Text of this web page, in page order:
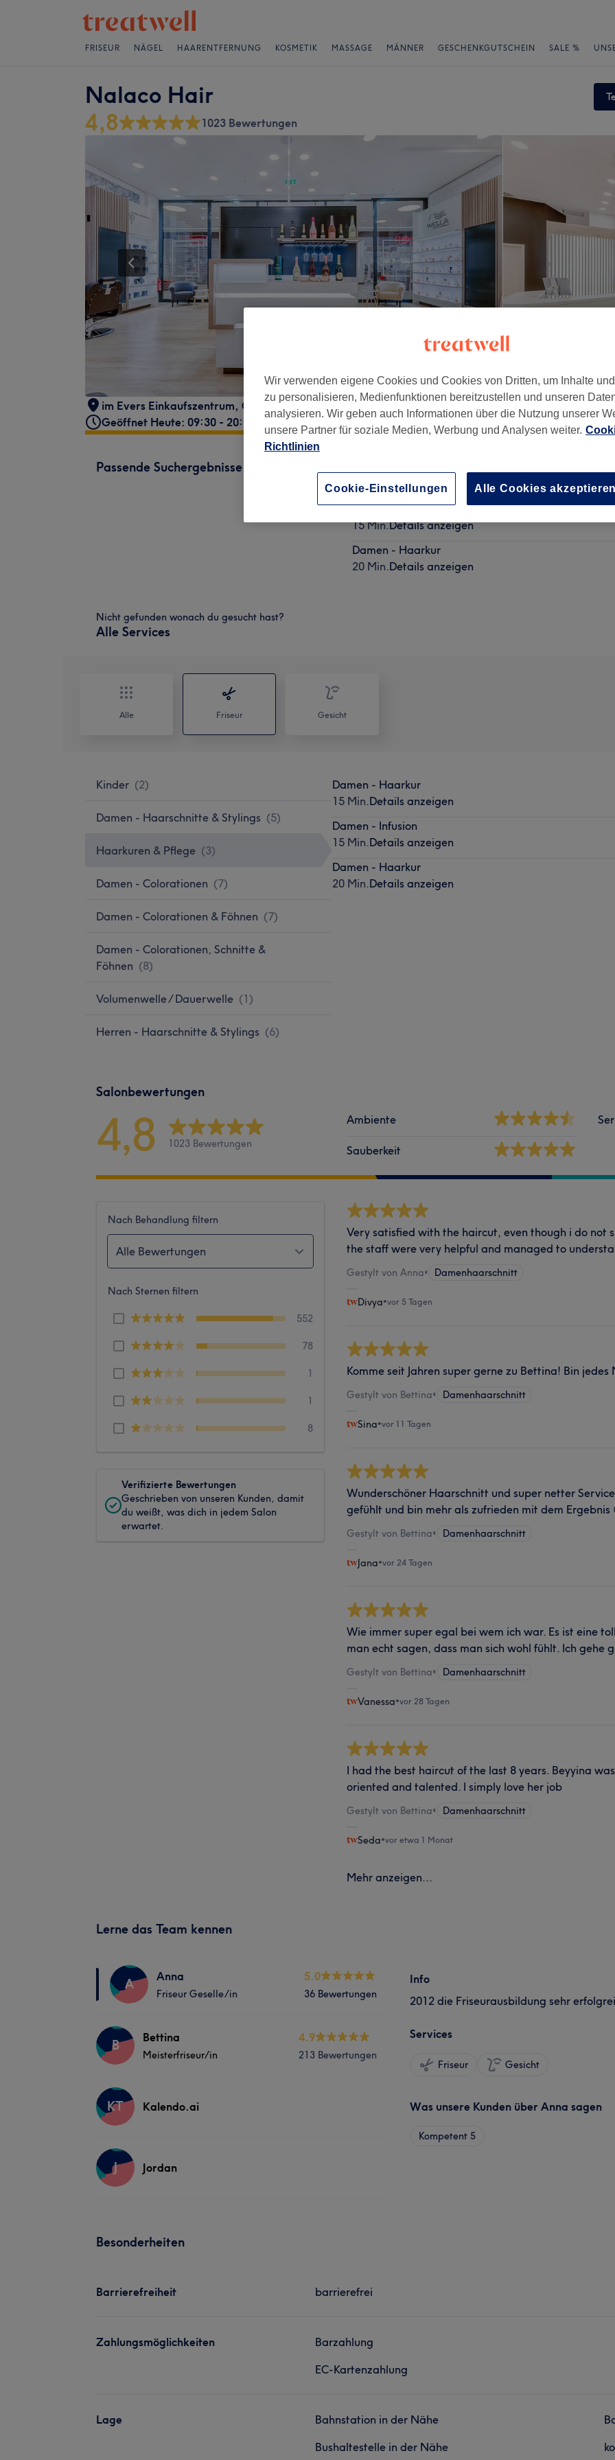
FRISEUR NÄGEL HAARENTFERNUNG KOSMETIK MASSAGE MÄNNER GESCHENKGUTSCHEIN SALE %
Nalaco Hair
4,8 1023 Bewertungen
im Evers Einkaufszentrum, Oertelplatz 13, Allach-Untermenzing, München, 80999
Geöffnet Heute: 09:30 - 20:00
Passende Suchergebnisse
15 Min.Details anzeigen
Damen - Haarkur
15 Min.Details anzeigen
Damen - Haarkur
20 Min.Details anzeigen
Nicht gefunden wonach du gesucht hast?
Alle Services
Alle Friseur Gesicht
Kinder (2)
Damen - Haarschnitte & Stylings (5)
Haarkuren & Pflege (3)
Damen - Colorationen (7)
Damen - Colorationen & Föhnen (7)
Damen - Colorationen, Schnitte &
Föhnen (8)
Volumenwelle / Dauerwelle (1)
Herren - Haarschnitte & Stylings (6)
Damen - Haarkur
15 Min.Details anzeigen
Damen - Infusion
15 Min.Details anzeigen
Damen - Haarkur
20 Min.Details anzeigen
Salonbewertungen
4,8 1023 Bewertungen
Ambiente
Sauberkeit
Nach Behandlung filtern
Alle Bewertungen
Nach Sternen filtern
552
78
1
1
8
Verifizierte Bewertungen
Geschrieben von unseren Kunden, damit
du weißt, was dich in jedem Salon
erwartet.
Very satisfied with the haircut, even though i do not
the staff were very helpful and managed to
Gestylt von Anna• Damenhaarschnitt
Divya•vor 5 Tagen
Komme seit Jahren super gerne zu Bettina! Bin
Gestylt von Bettina• Damenhaarschnitt
Sina•vor 11 Tagen
Wunderschöner Haarschnitt und super netter
gefühlt und bin mehr als zufrieden mit dem Ergebnis
Gestylt von Bettina• Damenhaarschnitt
Jana•vor 24 Tagen
Wie immer super egal bei wem ich war. Es ist eine
man echt sagen, dass man sich wohl fühlt. Ich gehe
Gestylt von Bettina• Damenhaarschnitt
Vanessa•vor 28 Tagen
I had the best haircut of the last 8 years. Beyyina
oriented and talented. I simply love her job
Gestylt von Bettina• Damenhaarschnitt
Seda•vor etwa 1 Monat
Mehr anzeigen...
Lerne das Team kennen
A Anna
Friseur Geselle/in
5.0
36 Bewertungen
B Bettina
Meisterfriseur/in
4.9
213 Bewertungen
KT Kalendo.ai
J Jordan
Info
2012 die Friseurausbildung sehr
Services
Friseur Gesicht
Was unsere Kunden über Anna sagen
Kompetent 5
Besonderheiten
Barrierefreiheit barrierefrei
Zahlungsmöglichkeiten
Barzahlung
EC-Kartenzahlung
Lage
Bahnstation in der Nähe
Bushaltestelle in der Nähe
Wir verwenden eigene Cookies und Cookies von Dritten, um Inhalte
zu personalisieren, Medienfunktionen bereitzustellen und unseren
analysieren. Wir geben auch Informationen über die Nutzung unserer
unsere Partner für soziale Medien, Werbung und Analysen weiter.
Richtlinien
Cookie-Einstellungen Alle Cookies